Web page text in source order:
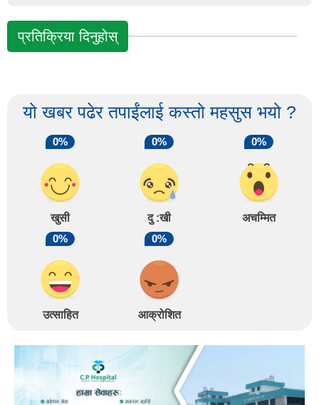
प्रतिक्रिया दिनुहोस्
यो खबर पढेर तपाईंलाई कस्तो महसुस भयो ?
0%
खुसी
0%
दु :खी
0%
अचम्मित
0%
उत्साहित
0%
आक्रोशित